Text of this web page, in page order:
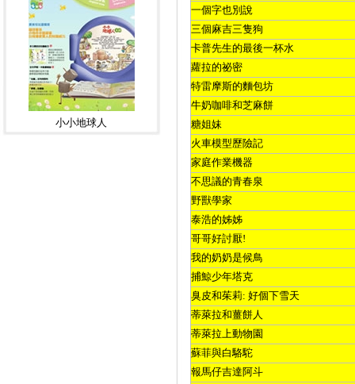
小小地球人
一個字也別說
三個麻吉三隻狗
卡普先生的最後一杯水
蘿拉的祕密
特雷摩斯的麵包坊
牛奶咖啡和芝麻餅
糖姐妹
火車模型歷險記
家庭作業機器
不思議的青春泉
野獸學家
泰浩的姊姊
哥哥好討厭!
我的奶奶是候鳥
捕鯨少年塔克
臭皮和茱莉: 好個下雪天
蒂萊拉和薑餅人
蒂萊拉上動物園
蘇菲與白駱駝
報馬仔吉達阿斗